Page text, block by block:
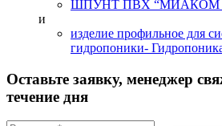
ШПУНТ ПВХ “МИАКОМ
и
изделие профильное для
гидропоники-
Оставьте заявку, менеджер
течение дня